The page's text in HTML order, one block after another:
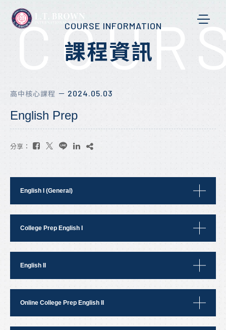
COURSE INFORMATION
課程資訊
高中核心課程 － 2024.05.03
English Prep
分享：
English I (General)
College Prep English I
English II
Online College Prep English II